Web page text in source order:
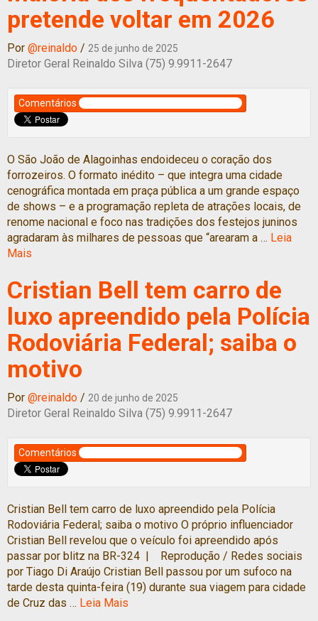
pretende voltar em 2026
Por @reinaldo / 25 de junho de 2025
Diretor Geral Reinaldo Silva (75) 9.9911-2647
Comentários
O São João de Alagoinhas endoideceu o coração dos
forrozeiros. O formato inédito – que integra uma cidade
cenográfica montada em praça pública a um grande espaço
de shows – e a programação repleta de atrações locais, de
renome nacional e foco nas tradições dos festejos juninos
agradaram às milhares de pessoas que “arearam a … Leia
Mais
Cristian Bell tem carro de
luxo apreendido pela Polícia
Rodoviária Federal; saiba o
motivo
Por @reinaldo / 20 de junho de 2025
Diretor Geral Reinaldo Silva (75) 9.9911-2647
Comentários
Cristian Bell tem carro de luxo apreendido pela Polícia
Rodoviária Federal; saiba o motivo O próprio influenciador
Cristian Bell revelou que o veículo foi apreendido após
passar por blitz na BR-324 | Reprodução / Redes sociais
por Tiago Di Araújo Cristian Bell passou por um sufoco na
tarde desta quinta-feira (19) durante sua viagem para cidade
de Cruz das … Leia Mais